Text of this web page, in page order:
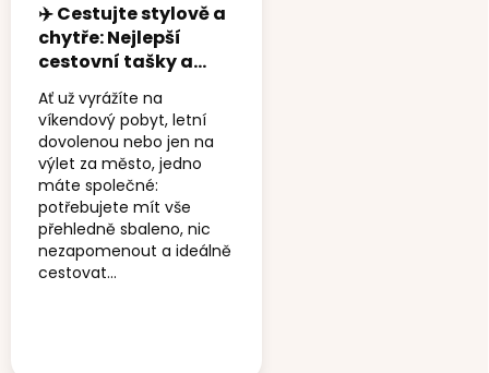
✈️ Cestujte stylově a
chytře: Nejlepší
cestovní tašky a
sety, které vám
usnadní každé
balení
Ať už vyrážíte na
víkendový pobyt, letní
dovolenou nebo jen na
výlet za město, jedno
máte společné:
potřebujete mít vše
přehledně sbaleno, nic
nezapomenout a ideálně
cestovat...